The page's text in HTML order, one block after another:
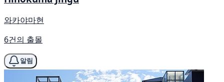
와카야마현
6건의 출몰
알림